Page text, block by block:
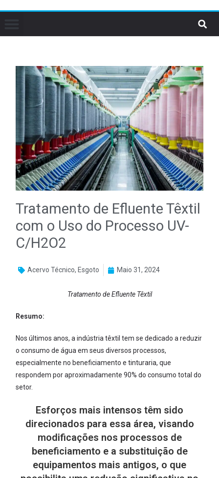
Tratamento de Efluente Têxtil
com o Uso do Processo UV-
C/H2O2
Acervo Técnico, Esgoto Maio 31, 2024
Tratamento de Efluente Têxtil
Resumo:
Nos últimos anos, a indústria têxtil tem se dedicado a reduzir
o consumo de água em seus diversos processos,
especialmente no beneficiamento e tinturaria, que
respondem por aproximadamente 90% do consumo total do
setor.
Esforços mais intensos têm sido
direcionados para essa área, visando
modificações nos processos de
beneficiamento e a substituição de
equipamentos mais antigos, o que